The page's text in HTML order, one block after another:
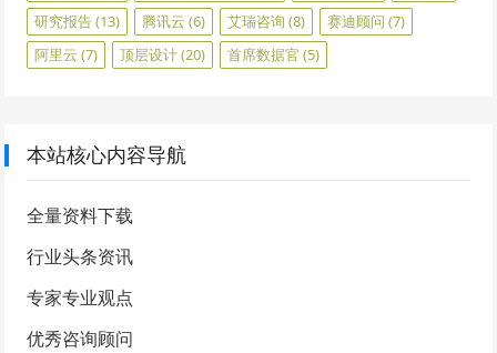
研究报告(13) 腾讯云 (6) 艾瑞咨询 (8) 赛迪顾问 (7)
阿里云 (7) 顶层设计(20) 首席数据官 (5)
本站核心内容导航
全量资料下载
行业头条资讯
专家专业观点
优秀咨询顾问